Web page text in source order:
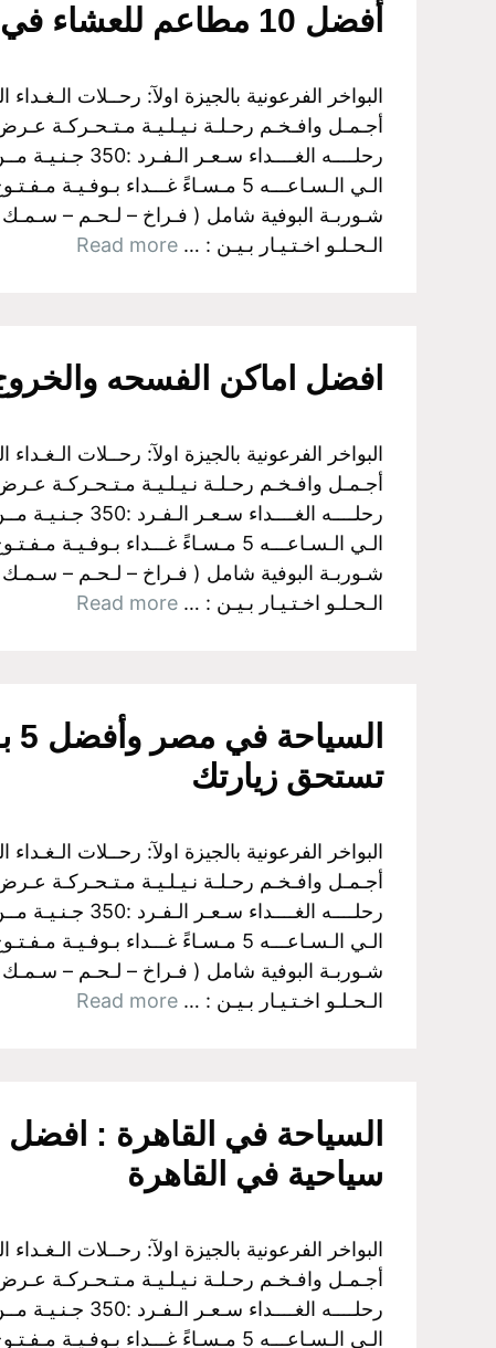
أفضل 10 مطاعم للعشاء في القاهرة
أجـمـل وافـخـم رحـلـة نـيـلـيـة مـتـحـركـة عـرض
شـوربـة البوفية شامل ( فـراخ – لـحـم –
الـحـلـو اخـتـيـار بـيـن : … Read more
افضل اماكن الفسحه
أجـمـل وافـخـم رحـلـة نـيـلـيـة مـتـحـركـة عـرض
شـوربـة البوفية شامل ( فـراخ – لـحـم –
الـحـلـو اخـتـيـار بـيـن : … Read more
تستحق زيارتك
أجـمـل وافـخـم رحـلـة نـيـلـيـة مـتـحـركـة عـرض
شـوربـة البوفية شامل ( فـراخ – لـحـم –
الـحـلـو اخـتـيـار بـيـن : … Read more
سياحية في القاهرة
أجـمـل وافـخـم رحـلـة نـيـلـيـة مـتـحـركـة عـرض